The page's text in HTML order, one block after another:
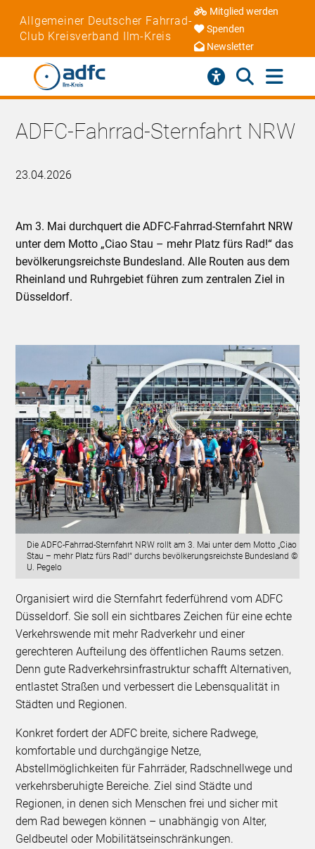
Allgemeiner Deutscher Fahrrad-
Club Kreisverband Ilm-Kreis
Mitglied werden
Spenden
Newsletter
ADFC-Fahrrad-Sternfahrt NRW
23.04.2026
Am 3. Mai durchquert die ADFC-Fahrrad-Sternfahrt NRW
unter dem Motto „Ciao Stau – mehr Platz fürs Rad!“ das
bevölkerungsreichste Bundesland. Alle Routen aus dem
Rheinland und Ruhrgebiet führen zum zentralen Ziel in
Düsseldorf.
Die ADFC-Fahrrad-Sternfahrt NRW rollt am 3. Mai unter dem Motto „Ciao
Stau – mehr Platz fürs Rad!“ durchs bevölkerungsreichste Bundesland ©
U. Pegelo
Organisiert wird die Sternfahrt federführend vom ADFC
Düsseldorf. Sie soll ein sichtbares Zeichen für eine echte
Verkehrswende mit mehr Radverkehr und einer
gerechteren Aufteilung des öffentlichen Raums setzen.
Denn gute Radverkehrsinfrastruktur schafft Alternativen,
entlastet Straßen und verbessert die Lebensqualität in
Städten und Regionen.
Konkret fordert der ADFC breite, sichere Radwege,
komfortable und durchgängige Netze,
Abstellmöglichkeiten für Fahrräder, Radschnellwege und
verkehrsberuhigte Bereiche. Ziel sind Städte und
Regionen, in denen sich Menschen frei und sicher mit
dem Rad bewegen können – unabhängig von Alter,
Geldbeutel oder Mobilitätseinschränkungen.